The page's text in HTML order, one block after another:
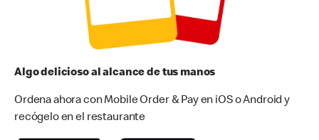
Algo delicioso al alcance de tus manos
Ordena ahora con Mobile Order & Pay en iOS o Android y
recógelo en el restaurante